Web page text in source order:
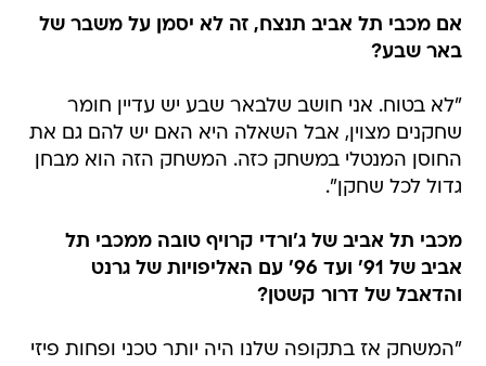
אם מכבי תל אביב תנצח, זה לא יסמן על משבר של
באר שבע?
"לא בטוח. אני חושב שלבאר שבע יש עדיין חומר
שחקנים מצוין, אבל השאלה היא האם יש להם גם את
החוסן המנטלי במשחק כזה. המשחק הזה הוא מבחן
גדול לכל שחקן".
מכבי תל אביב של ג'ורדי קרויף טובה ממכבי תל
אביב של 91' ועד 96' עם האליפויות של גרנט
והדאבל של דרור קשטן?
"המשחק אז בתקופה שלנו היה יותר טכני ופחות פיזי